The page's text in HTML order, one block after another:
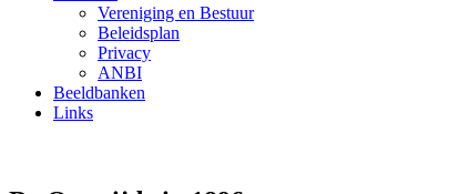
Vereniging en Bestuur
Beleidsplan
Privacy
ANBI
Beeldbanken
Links